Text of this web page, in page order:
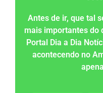
Antes de ir, que tal
mais importantes do
Portal Dia a Dia
acontecendo no